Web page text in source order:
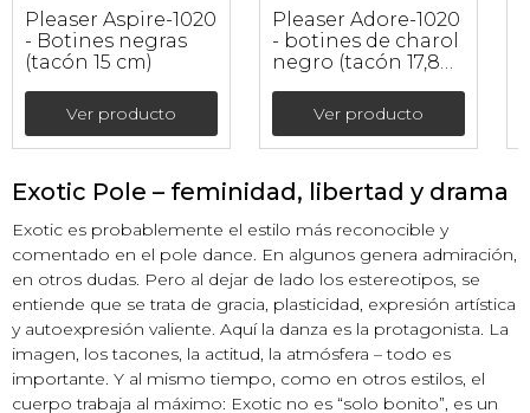
Pleaser Aspire-1020
- Botines negras
(tacón 15 cm)
Ver producto
Pleaser Adore-1020
- botines de charol
negro (tacón 17,8
Ver producto
Exotic Pole – feminidad, libertad y drama
Exotic es probablemente el estilo más reconocible y
comentado en el pole dance. En algunos genera admiración,
en otros dudas. Pero al dejar de lado los estereotipos, se
entiende que se trata de gracia, plasticidad, expresión artística
y autoexpresión valiente. Aquí la danza es la protagonista. La
imagen, los tacones, la actitud, la atmósfera – todo es
importante. Y al mismo tiempo, como en otros estilos, el
cuerpo trabaja al máximo: Exotic no es “solo bonito”, es un